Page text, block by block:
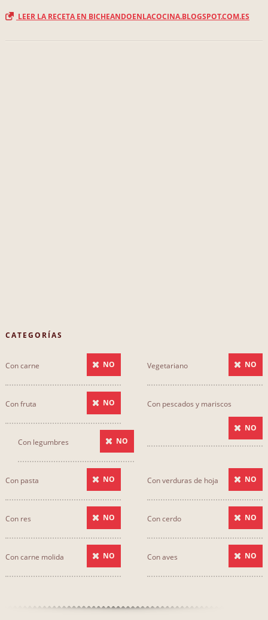
LEER LA RECETA EN BICHEANDOENLACOCINA.BLOGSPOT.COM.ES
CATEGORÍAS
Vegetariano NO
Con carne NO
Con pescados y mariscos
NO
Con fruta NO
Con legumbres NO
Con pasta NO Con verduras de hoja NO
Con res NO Con cerdo NO
Con carne molida NO Con aves NO